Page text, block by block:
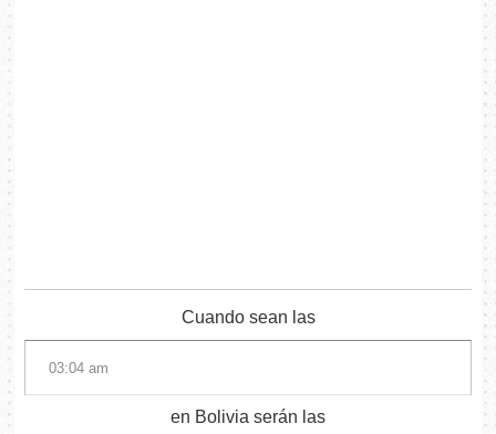
Cuando sean las
en Bolivia serán las